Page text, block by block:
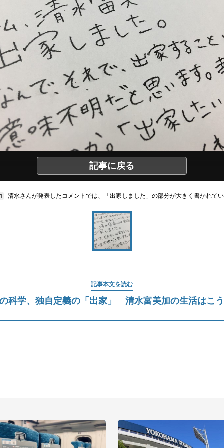
記事に戻る
清水さんが発表したコメントでは、「出家しました」の部分が大きく書かれて
記事本文を読む
科学、独自定義の「出家」 清水富美加の生活はこ